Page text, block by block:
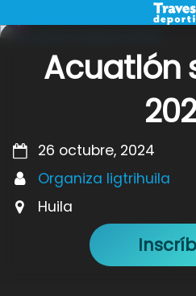
to
Acuatlón
26 octubre, 2024
Organiza ligtrihuila
Huila